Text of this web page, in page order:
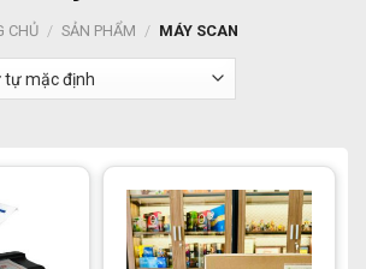
CHỦ / SẢN PHẨM / MÁY SCAN